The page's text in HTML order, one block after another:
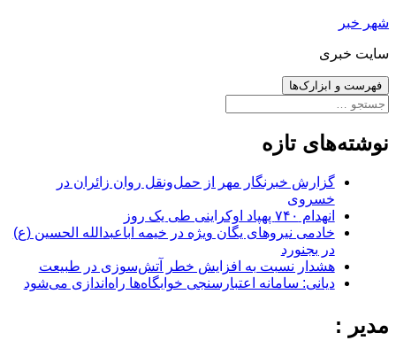
رفتن
نوشته‌ها
شهر خبر
سایت خبری
فهرست و ابزارک‌ها
جستجو
نوشته‌های تازه
گزارش خبرنگار مهر از حمل‌ونقل روان زائران در
خسروی
انهدام ۷۴۰ پهپاد اوکراینی طی یک روز
خادمی نیروهای یگان ویژه در خیمه اباعبدالله الحسین (ع)
در بجنورد
هشدار نسبت به افزایش خطر آتش‌سوزی در طبیعت
دیانی: سامانه اعتبارسنجی خوابگاه‌ها راه‌اندازی می‌شود
مدیر :